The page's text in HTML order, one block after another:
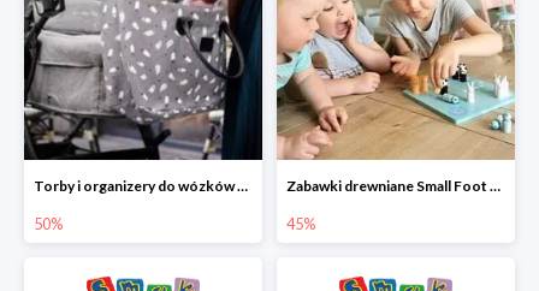
Torby i organizery do wózków w Smyku do -50%
50%
Zabawki drewniane Small Foot do -45%
45%